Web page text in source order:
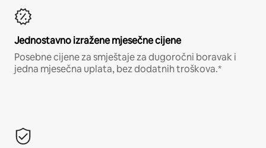
Jednostavno izražene mjesečne cijene
Posebne cijene za smještaje za dugoročni boravak i
jedna mjesečna uplata, bez dodatnih troškova.*